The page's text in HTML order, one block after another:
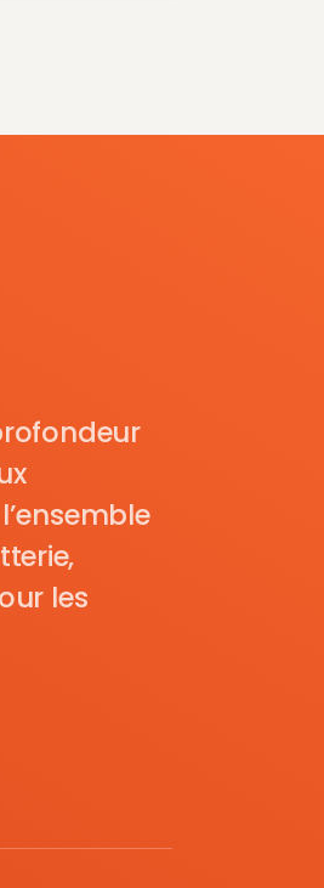
les